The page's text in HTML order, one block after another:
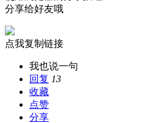
分享给好友哦
点我复制链接
我也说一句
回复 13
收藏
点赞
分享